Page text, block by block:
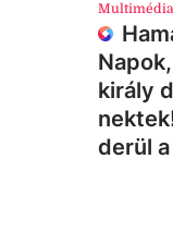
Multimédia
király
derül